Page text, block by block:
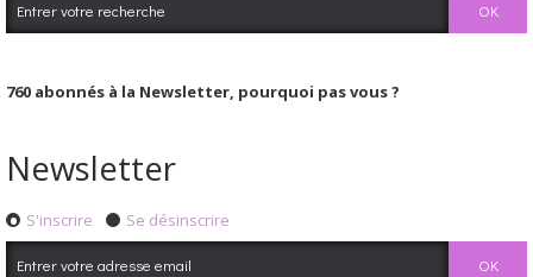
760 abonnés à la Newsletter, pourquoi pas vous ?
Newsletter
S'inscrire Se désinscrire